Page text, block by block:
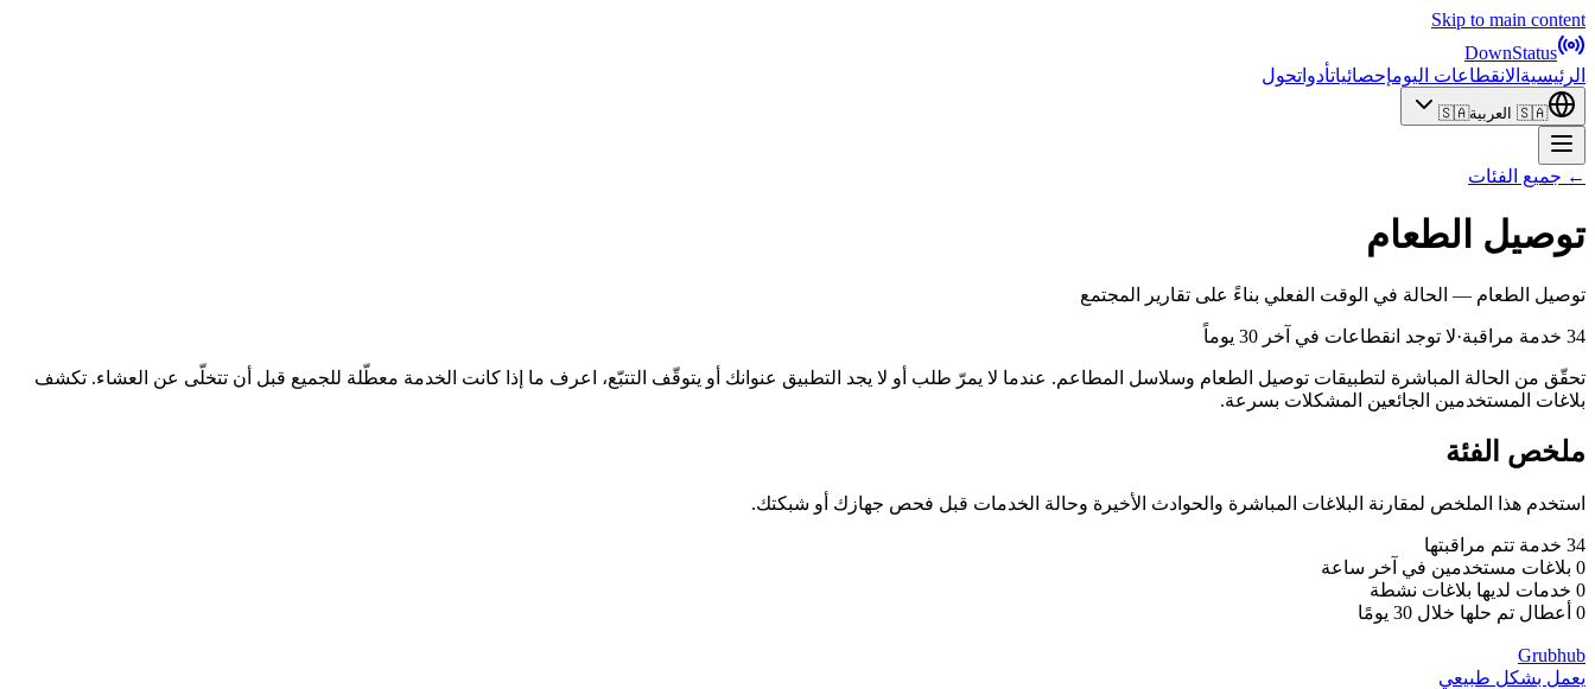
Skip to main content
DownStatus
الرئيسية الانقطاعات اليومإحصائياتأدواتحول
🇸🇦 العربية🇸🇦
← جميع الفئات
توصيل الطعام
توصيل الطعام — الحالة في الوقت الفعلي بناءً على تقارير المجتمع
34 خدمة مراقبة ·لا توجد انقطاعات في آخر 30 يوماً
تحقّق من الحالة المباشرة لتطبيقات توصيل الطعام وسلاسل المطاعم. عندما لا يمرّ طلب أو لا يجد التطبيق عنوانك أو يتوقّف التتبّع، اعرف ما إذا كانت الخدمة معطّلة للجميع قبل أن تتخلّى عن العشاء. تكشف
بلاغات المستخدمين الجائعين المشكلات بسرعة.
ملخص الفئة
استخدم هذا الملخص لمقارنة البلاغات المباشرة والحوادث الأخيرة وحالة الخدمات قبل فحص جهازك أو شبكتك.
34 خدمة تتم مراقبتها
0 بلاغات مستخدمين في آخر ساعة
0 خدمات لديها بلاغات نشطة
0 أعطال تم حلها خلال 30 يومًا
Grubhub
يعمل بشكل طبيعي